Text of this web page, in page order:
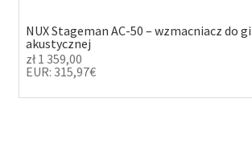
NUX Stageman AC-50 – wzmacniacz do
akustycznej
zł1 359,00
EUR: 315,97€